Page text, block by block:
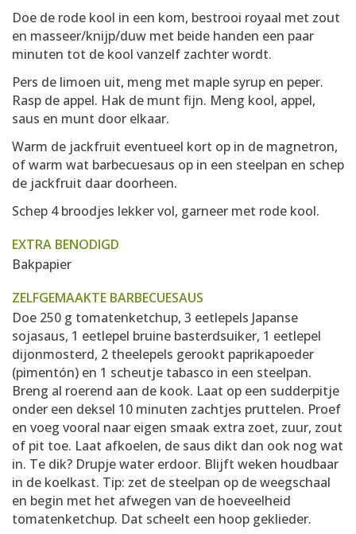
Doe de rode kool in een kom, bestrooi royaal met zout
en masseer/knijp/duw met beide handen een paar
minuten tot de kool vanzelf zachter wordt.
Pers de limoen uit, meng met maple syrup en peper.
Rasp de appel. Hak de munt fijn. Meng kool, appel,
saus en munt door elkaar.
Warm de jackfruit eventueel kort op in de magnetron,
of warm wat barbecuesaus op in een steelpan en schep
de jackfruit daar doorheen.
Schep 4 broodjes lekker vol, garneer met rode kool.
EXTRA BENODIGD
Bakpapier
ZELFGEMAAKTE BARBECUESAUS
Doe 250 g tomatenketchup, 3 eetlepels Japanse
sojasaus, 1 eetlepel bruine basterdsuiker, 1 eetlepel
dijonmosterd, 2 theelepels gerookt paprikapoeder
(pimentón) en 1 scheutje tabasco in een steelpan.
Breng al roerend aan de kook. Laat op een sudderpitje
onder een deksel 10 minuten zachtjes pruttelen. Proef
en voeg vooral naar eigen smaak extra zoet, zuur, zout
of pit toe. Laat afkoelen, de saus dikt dan ook nog wat
in. Te dik? Drupje water erdoor. Blijft weken houdbaar
in de koelkast. Tip: zet de steelpan op de weegschaal
en begin met het afwegen van de hoeveelheid
tomatenketchup. Dat scheelt een hoop geklieder.